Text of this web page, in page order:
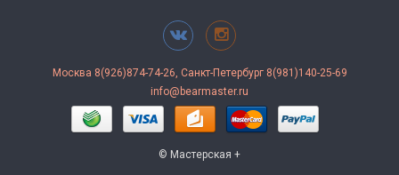
Москва 8(926)874-74-26, Санкт-Петербург 8(981)140-25-69
info@bearmaster.ru
© Мастерская +